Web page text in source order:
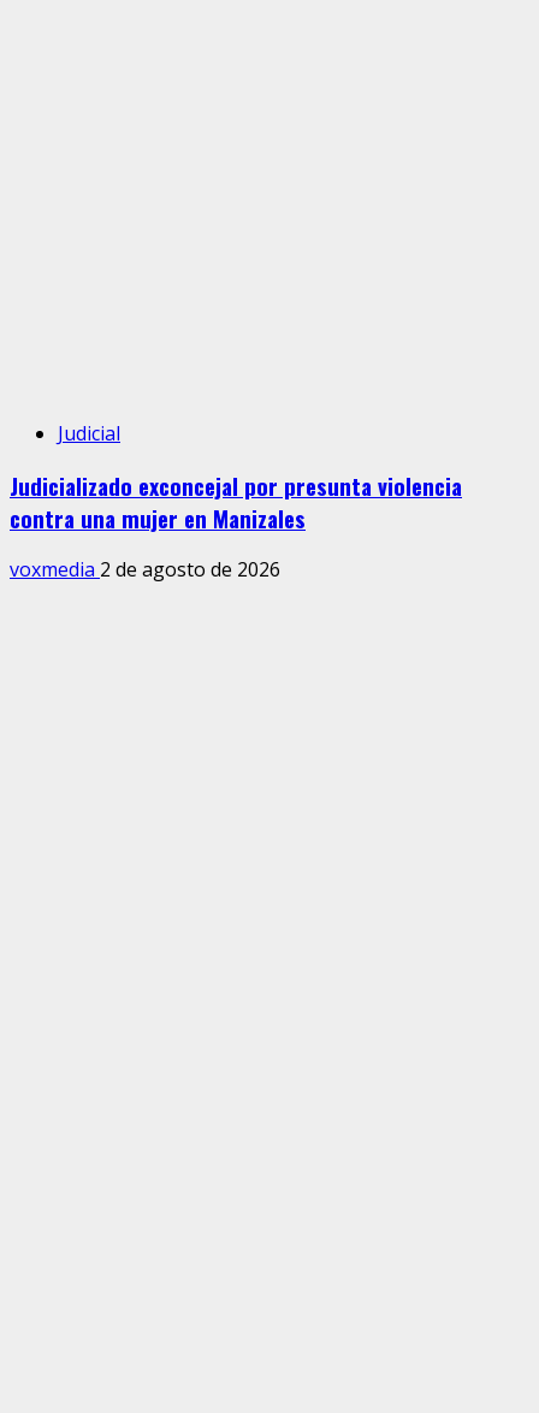
Judicial
Judicializado exconcejal por presunta violencia
contra una mujer en Manizales
voxmedia 2 de agosto de 2026